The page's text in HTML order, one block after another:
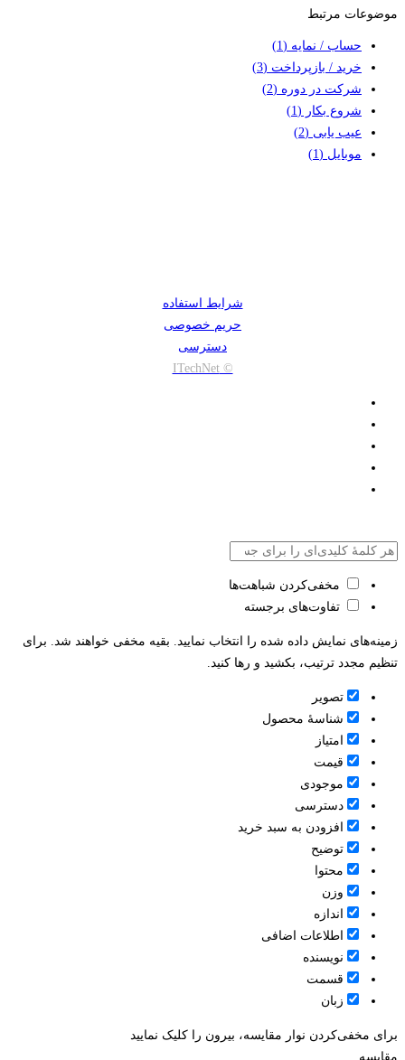
موضوعات مرتبط
حساب / نمایه (1)
خرید / بازپرداخت (3)
شرکت در دوره (2)
شروع بکار (1)
عیب یابی (2)
موبایل (1)
شرایط استفاده
حریم خصوصی
دسترسی
© ITechNet
مخفی‌کردن شباهت‌ها
تفاوت‌های برجسته
زمینه‌های نمایش داده شده را انتخاب نمایید. بقیه مخفی خواهند شد. برای
تنظیم مجدد ترتیب، بکشید و رها کنید.
تصویر
شناسۀ محصول
امتیاز
قيمت
موجودی
دسترسی
افزودن به سبد خرید
توضیح
محتوا
وزن
اندازه
اطلاعات اضافی
نویسنده
قسمت
زبان
برای مخفی‌کردن نوار مقایسه، بیرون را کلیک نمایید
مقایسه